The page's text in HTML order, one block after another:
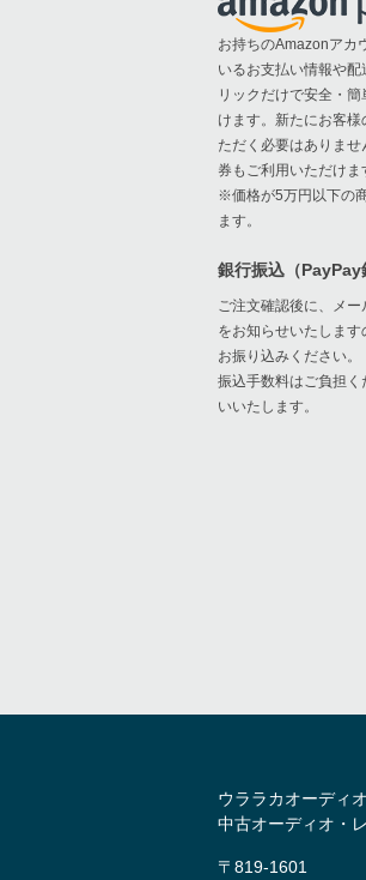
お持ちのAmazonアカ
いるお支払い情報や配
リックだけで安全・
けます。新たにお客
ただく必要はありませ
券もご利用いただけま
※価格が5万円以下の
ます。
銀行振込（PayPay
ご注文確認後に、メ
をお知らせいたしま
お振り込みください。
振込手数料はご負担
いいたします。
ウララカオーディ
中古オーディオ・
〒819-1601